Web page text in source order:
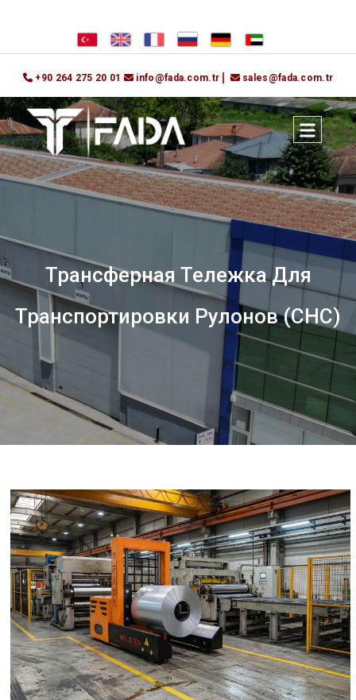
+90 264 275 20 01 info@fada.com.tr sales@fada.com.tr
Трансферная Тележка Для
Транспортировки Рулонов (CHC)